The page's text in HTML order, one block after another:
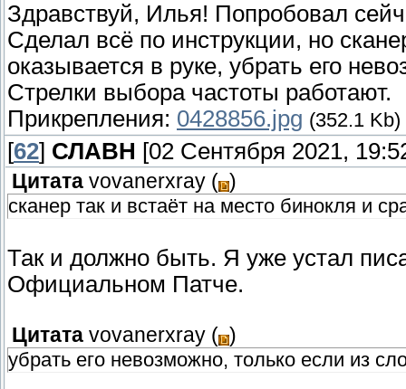
Здравствуй, Илья! Попробовал
Сделал всё по инструкции, но
оказывается в руке, убрать его
Стрелки выбора частоты работают.
Прикрепления: 0428856.jpg (352.1 Kb)
[62] СЛАВН [02 Сентября 2021,
Цитата vovanerxray ( )
сканер так и встаёт на место бинокля и
Так и должно быть. Я уже устал
Официальном Патче.
Цитата vovanerxray ( )
убрать его невозможно, только если из